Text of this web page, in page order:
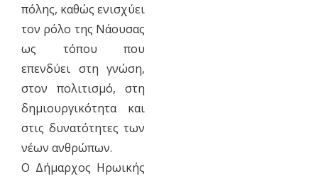
πόλης, καθώς ενισχύει
τον ρόλο της Νάουσας
ως τόπου που
επενδύει στη γνώση,
στον πολιτισμό, στη
δημιουργικότητα και
στις δυνατότητες των
νέων ανθρώπων.
Ο Δήμαρχος Ηρωικής